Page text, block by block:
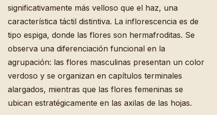
significativamente más velloso que el haz, una
característica táctil distintiva. La inflorescencia es de
tipo espiga, donde las flores son hermafroditas. Se
observa una diferenciación funcional en la
agrupación: las flores masculinas presentan un color
verdoso y se organizan en capítulos terminales
alargados, mientras que las flores femeninas se
ubican estratégicamente en las axilas de las hojas.